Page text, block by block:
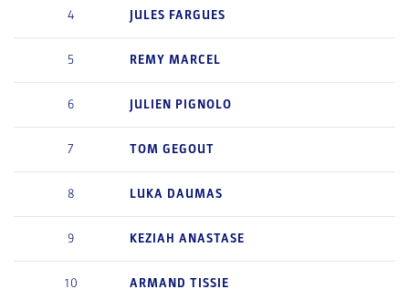
4 JULES FARGUES
5 REMY MARCEL
6 JULIEN PIGNOLO
7 TOM GEGOUT
8 LUKA DAUMAS
9 KEZIAH ANASTASE
10 ARMAND TISSIE